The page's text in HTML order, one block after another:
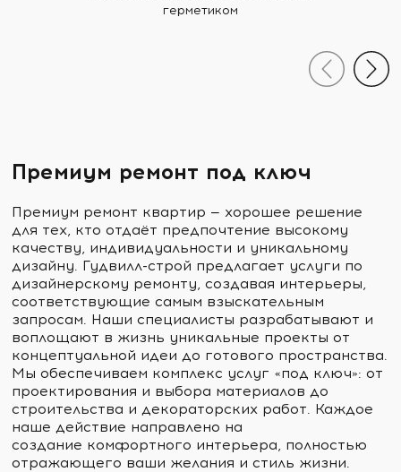
герметиком
Премиум ремонт под ключ
Премиум ремонт квартир — хорошее решение
для тех, кто отдаёт предпочтение высокому
качеству, индивидуальности и уникальному
дизайну. Гудвилл-строй предлагает услуги по
дизайнерскому ремонту, создавая интерьеры,
соответствующие самым взыскательным
запросам. Наши специалисты разрабатывают и
воплощают в жизнь уникальные проекты от
концептуальной идеи до готового пространства.
Мы обеспечиваем комплекс услуг «под ключ»: от
проектирования и выбора материалов до
строительства и декораторских работ. Каждое
наше действие направлено на
создание комфортного интерьера, полностью
отражающего ваши желания и стиль жизни.